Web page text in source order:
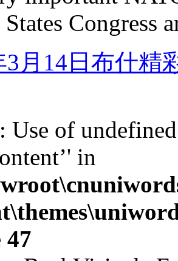
Congress
3月14日布什精
: Use of
in
47